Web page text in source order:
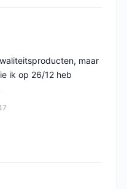
maar
ik op 26/12 heb